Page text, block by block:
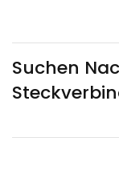
Suchen